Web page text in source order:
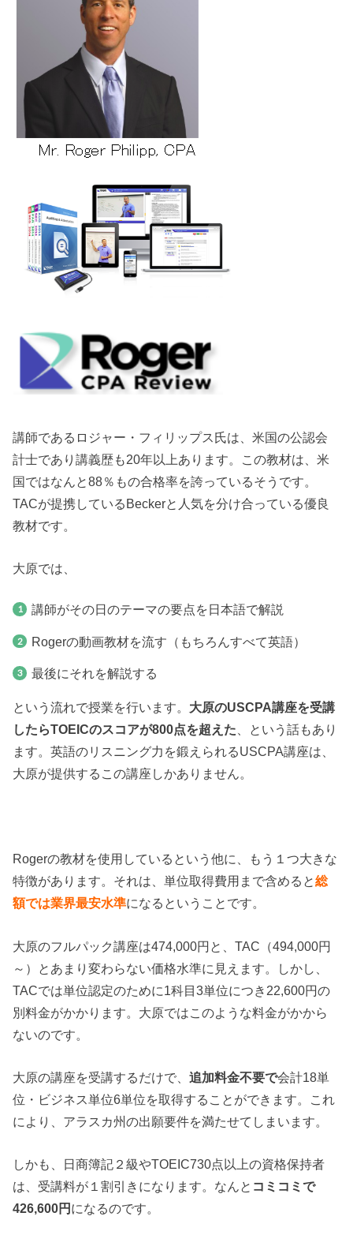
講師であるロジャー・フィリップス氏は、米国の公認会
計士であり講義歴も20年以上あります。この教材は、米
国ではなんと88％もの合格率を誇っているそうです。
TACが提携しているBeckerと人気を分け合っている優良
教材です。
大原では、
講師がその日のテーマの要点を日本語で解説
Rogerの動画教材を流す（もちろんすべて英語）
最後にそれを解説する
という流れで授業を行います。 大原のUSCPA講座を受講
したらTOEICのスコアが800点を超えた 、という話もあり
ます。英語のリスニング力を鍛えられるUSCPA講座は、
大原が提供するこの講座しかありません。
Rogerの教材を使用しているという他に、もう１つ大きな
特徴があります。それは、単位取得費用まで含めると総
額では業界最安水準になるということです。
大原のフルパック講座は474,000円と、TAC（494,000円
～）とあまり変わらない価格水準に見えます。しかし、
TACでは単位認定のために1科目3単位につき22,600円の
別料金がかかります。大原ではこのような料金がかから
ないのです。
大原の講座を受講するだけで、追加料金不要で会計18単
位・ビジネス単位6単位を取得することができます。これ
により、アラスカ州の出願要件を満たせてしまいます。
しかも、日商簿記２級やTOEIC730点以上の資格保持者
は、受講料が１割引きになります。なんと コミコミで
426,600円 になるのです。